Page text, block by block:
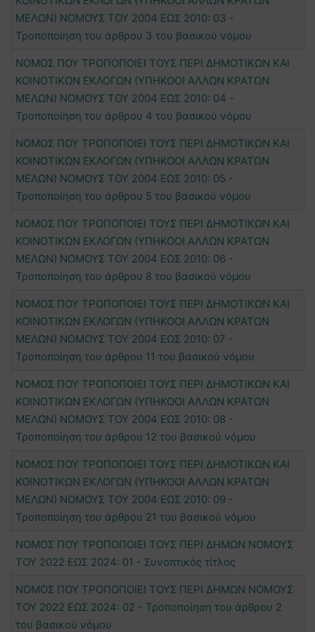
ΜΕΛΩΝ) ΝΟΜΟΥΣ ΤΟΥ 2004 ΕΩΣ 2010: 03 -
Τροποποίηση του άρθρου 3 του βασικού νόμου
ΝΟΜΟΣ ΠΟΥ ΤΡΟΠΟΠΟΙΕΙ ΤΟΥΣ ΠΕΡΙ ΔΗΜΟΤΙΚΩΝ ΚΑΙ
ΚΟΙΝΟΤΙΚΩΝ ΕΚΛΟΓΩΝ (ΥΠΗΚΟΟΙ ΑΛΛΩΝ ΚΡΑΤΩΝ
ΜΕΛΩΝ) ΝΟΜΟΥΣ ΤΟΥ 2004 ΕΩΣ 2010: 04 -
Τροποποίηση του άρθρου 4 του βασικού νόμου
ΝΟΜΟΣ ΠΟΥ ΤΡΟΠΟΠΟΙΕΙ ΤΟΥΣ ΠΕΡΙ ΔΗΜΟΤΙΚΩΝ ΚΑΙ
ΚΟΙΝΟΤΙΚΩΝ ΕΚΛΟΓΩΝ (ΥΠΗΚΟΟΙ ΑΛΛΩΝ ΚΡΑΤΩΝ
ΜΕΛΩΝ) ΝΟΜΟΥΣ ΤΟΥ 2004 ΕΩΣ 2010: 05 -
Τροποποίηση του άρθρου 5 του βασικού νόμου
ΝΟΜΟΣ ΠΟΥ ΤΡΟΠΟΠΟΙΕΙ ΤΟΥΣ ΠΕΡΙ ΔΗΜΟΤΙΚΩΝ ΚΑΙ
ΚΟΙΝΟΤΙΚΩΝ ΕΚΛΟΓΩΝ (ΥΠΗΚΟΟΙ ΑΛΛΩΝ ΚΡΑΤΩΝ
ΜΕΛΩΝ) ΝΟΜΟΥΣ ΤΟΥ 2004 ΕΩΣ 2010: 06 -
Τροποποίηση του άρθρου 8 του βασικού νόμου
ΝΟΜΟΣ ΠΟΥ ΤΡΟΠΟΠΟΙΕΙ ΤΟΥΣ ΠΕΡΙ ΔΗΜΟΤΙΚΩΝ ΚΑΙ
ΚΟΙΝΟΤΙΚΩΝ ΕΚΛΟΓΩΝ (ΥΠΗΚΟΟΙ ΑΛΛΩΝ ΚΡΑΤΩΝ
ΜΕΛΩΝ) ΝΟΜΟΥΣ ΤΟΥ 2004 ΕΩΣ 2010: 07 -
Τροποποίηση του άρθρου 11 του βασικού νόμου
ΝΟΜΟΣ ΠΟΥ ΤΡΟΠΟΠΟΙΕΙ ΤΟΥΣ ΠΕΡΙ ΔΗΜΟΤΙΚΩΝ ΚΑΙ
ΚΟΙΝΟΤΙΚΩΝ ΕΚΛΟΓΩΝ (ΥΠΗΚΟΟΙ ΑΛΛΩΝ ΚΡΑΤΩΝ
ΜΕΛΩΝ) ΝΟΜΟΥΣ ΤΟΥ 2004 ΕΩΣ 2010: 08 -
Τροποποίηση του άρθρου 12 του βασικού νόμου
ΝΟΜΟΣ ΠΟΥ ΤΡΟΠΟΠΟΙΕΙ ΤΟΥΣ ΠΕΡΙ ΔΗΜΟΤΙΚΩΝ ΚΑΙ
ΚΟΙΝΟΤΙΚΩΝ ΕΚΛΟΓΩΝ (ΥΠΗΚΟΟΙ ΑΛΛΩΝ ΚΡΑΤΩΝ
ΜΕΛΩΝ) ΝΟΜΟΥΣ ΤΟΥ 2004 ΕΩΣ 2010: 09 -
Τροποποίηση του άρθρου 21 του βασικού νόμου
ΝΟΜΟΣ ΠΟΥ ΤΡΟΠΟΠΟΙΕΙ ΤΟΥΣ ΠΕΡΙ ΔΗΜΩΝ ΝΟΜΟΥΣ
ΤΟΥ 2022 ΕΩΣ 2024: 01 - Συνοπτικός τίτλος
ΝΟΜΟΣ ΠΟΥ ΤΡΟΠΟΠΟΙΕΙ ΤΟΥΣ ΠΕΡΙ ΔΗΜΩΝ ΝΟΜΟΥΣ
ΤΟΥ 2022 ΕΩΣ 2024: 02 - Τροποποίηση του άρθρου 2
του βασικού νόμου